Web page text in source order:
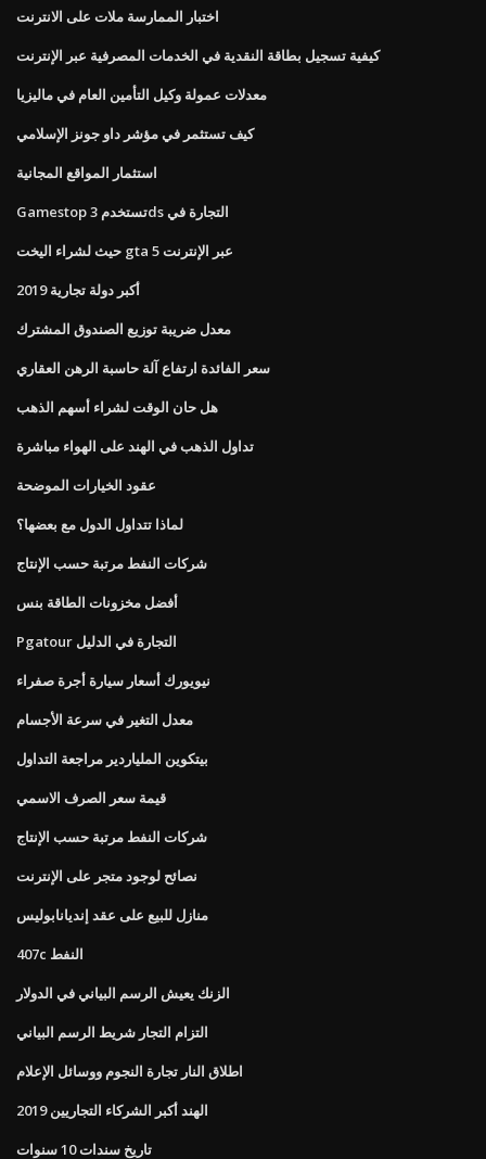
اختبار الممارسة ملات على الانترنت
كيفية تسجيل بطاقة النقدية في الخدمات المصرفية عبر الإنترنت
معدلات عمولة وكيل التأمين العام في ماليزيا
كيف تستثمر في مؤشر داو جونز الإسلامي
استثمار المواقع المجانية
Gamestop تستخدم 3ds التجارة في
حيث لشراء اليخت gta 5 عبر الإنترنت
أكبر دولة تجارية 2019
معدل ضريبة توزيع الصندوق المشترك
سعر الفائدة ارتفاع آلة حاسبة الرهن العقاري
هل حان الوقت لشراء أسهم الذهب
تداول الذهب في الهند على الهواء مباشرة
عقود الخيارات الموضحة
لماذا تتداول الدول مع بعضها؟
شركات النفط مرتبة حسب الإنتاج
أفضل مخزونات الطاقة بنس
Pgatour التجارة في الدليل
نيويورك أسعار سيارة أجرة صفراء
معدل التغير في سرعة الأجسام
بيتكوين الملياردير مراجعة التداول
قيمة سعر الصرف الاسمي
شركات النفط مرتبة حسب الإنتاج
نصائح لوجود متجر على الإنترنت
منازل للبيع على عقد إنديانابوليس
407c النفط
الزنك يعيش الرسم البياني في الدولار
التزام التجار شريط الرسم البياني
اطلاق النار تجارة النجوم ووسائل الإعلام
الهند أكبر الشركاء التجاريين 2019
تاريخ سندات 10 سنوات